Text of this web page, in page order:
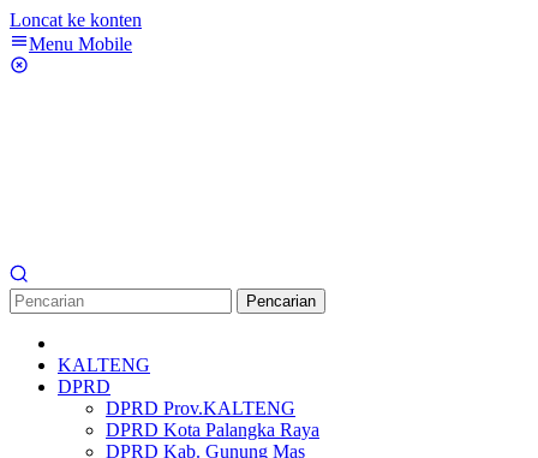
Loncat ke konten
Menu Mobile
Pencarian
KALTENG
DPRD
DPRD Prov.KALTENG
DPRD Kota Palangka Raya
DPRD Kab. Gunung Mas